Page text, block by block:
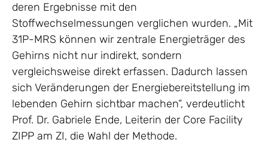
deren Ergebnisse mit den
Stoffwechselmessungen verglichen wurden. „Mit
31P-MRS können wir zentrale Energieträger des
Gehirns nicht nur indirekt, sondern
vergleichsweise direkt erfassen. Dadurch lassen
sich Veränderungen der Energiebereitstellung im
lebenden Gehirn sichtbar machen“, verdeutlicht
Prof. Dr. Gabriele Ende, Leiterin der Core Facility
ZIPP am ZI, die Wahl der Methode.